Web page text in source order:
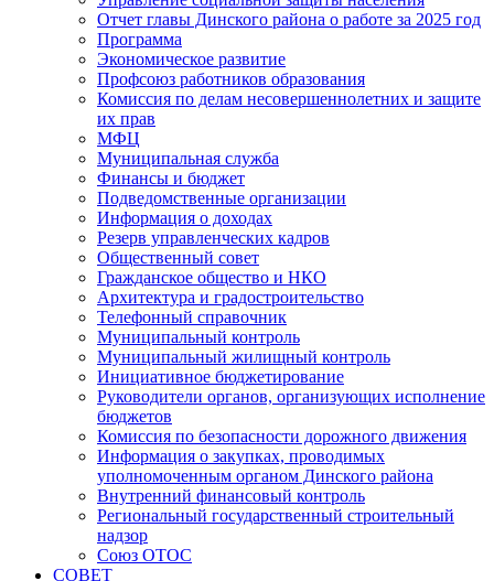
Отчет главы Динского района о работе за 2025 год
Программа
Экономическое развитие
Профсоюз работников образования
Комиссия по делам несовершеннолетних и защите
их прав
МФЦ
Муниципальная служба
Финансы и бюджет
Подведомственные организации
Информация о доходах
Резерв управленческих кадров
Общественный совет
Гражданское общество и НКО
Архитектура и градостроительство
Телефонный справочник
Муниципальный контроль
Муниципальный жилищный контроль
Инициативное бюджетирование
Руководители органов, организующих исполнение
бюджетов
Комиссия по безопасности дорожного движения
Информация о закупках, проводимых
уполномоченным органом Динского района
Внутренний финансовый контроль
Региональный государственный строительный
надзор
Союз ОТОС
СОВЕТ